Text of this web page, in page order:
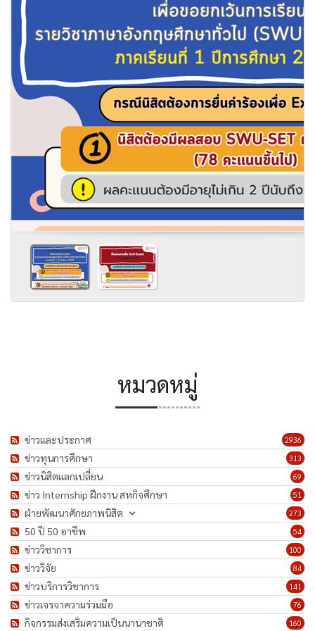
หมวดหมู่
2936
ข่าวและประกาศ
313
ข่าวทุนการศึกษา
69
ข่าวนิสิตแลกเปลี่ยน
51
ข่าว Internship ฝึกงาน สหกิจศึกษา
273
ฝ่ายพัฒนาศักยภาพนิสิต
54
50 ปี 50 อาชีพ
100
ข่าววิชาการ
84
ข่าววิจัย
141
ข่าวบริการวิชาการ
76
ข่าวเจรจาความร่วมมือ
160
กิจกรรมส่งเสริมความเป็นนานาชาติ